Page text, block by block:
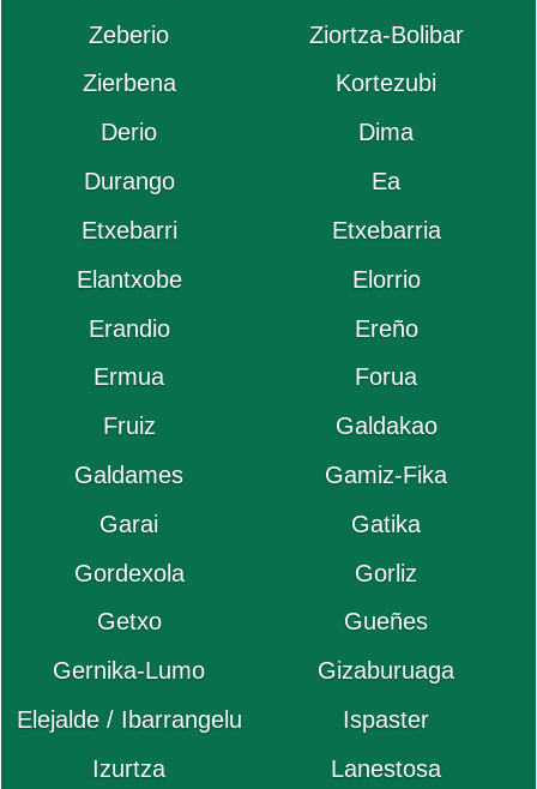
Zeberio
Ziortza-Bolibar
Zierbena
Kortezubi
Derio
Dima
Durango
Ea
Etxebarri
Etxebarria
Elantxobe
Elorrio
Erandio
Ereño
Ermua
Forua
Fruiz
Galdakao
Galdames
Gamiz-Fika
Garai
Gatika
Gordexola
Gorliz
Getxo
Gueñes
Gernika-Lumo
Gizaburuaga
Elejalde / Ibarrangelu
Ispaster
Izurtza
Lanestosa